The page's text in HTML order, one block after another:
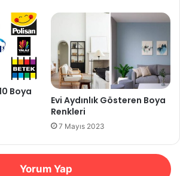
Boya
Evi Aydınlık Gösteren Boya
Renkleri
7 Mayıs 2023
Yorum Yap